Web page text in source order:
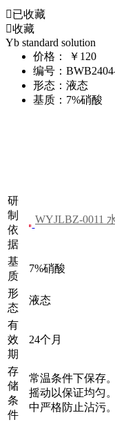
已收藏
收藏
Yb standard solution
价格：
￥120
编号：
形态： 液态
基质： 7%硝酸
研
制
依
据
基
质
7%硝酸
形
态
液态
有
效
期
24个月
存
储
条
件
常温条件下保存
摇动以保证均匀
中严格防止沾污。